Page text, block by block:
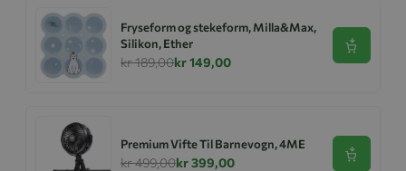
Fryseform og stekeform, Milla&Max,
Silikon, Ether
kr 189,00kr 149,00
Se
Premium Vifte Til Barnevogn, 4ME
kr 499,00kr 399,00 Se